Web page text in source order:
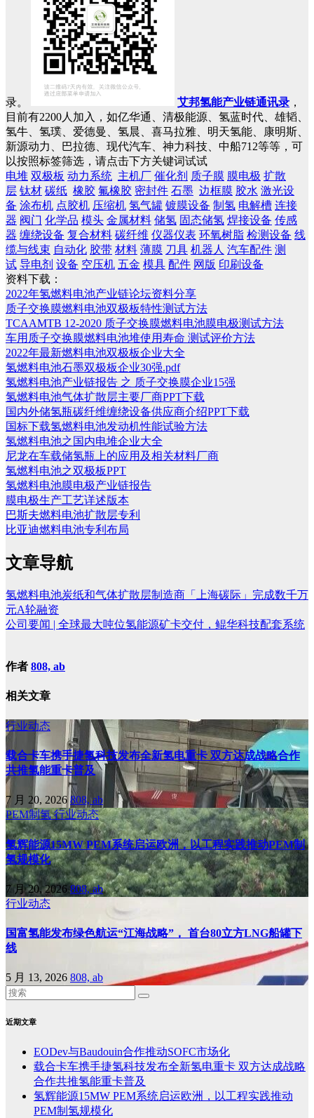
录。 艾邦氢能产业链通讯录 ，
目前有2200人加入，如亿华通、清极能源、氢蓝时代、雄韬、
氢牛、氢璞、爱德曼、氢晨、喜马拉雅、明天氢能、康明斯、
新源动力、巴拉德、现代汽车、神力科技、中船712等等，可
以按照标签筛选，请点击下方关键词试试
电堆 双极板 动力系统 主机厂 催化剂 质子膜 膜电极 扩散
层 钛材 碳纸 橡胶 氟橡胶 密封件 石墨 边框膜 胶水 激光设
备 涂布机 点胶机 压缩机 氢气罐 镀膜设备 制氢 电解槽 连接
器 阀门 化学品 模头 金属材料 储氢 固态储氢 焊接设备 传感
器 缠绕设备 复合材料 碳纤维 仪器仪表 环氧树脂 检测设备 线
缆与线束 自动化 胶带 材料 薄膜 刀具 机器人 汽车配件 测
试 导电剂 设备 空压机 五金 模具 配件 网版 印刷设备
资料下载：
2022年氢燃料电池产业链论坛资料分享
质子交换膜燃料电池双极板特性测试方法
TCAAMTB 12-2020 质子交换膜燃料电池膜电极测试方法
车用质子交换膜燃料电池堆使用寿命 测试评价方法
2022年最新燃料电池双极板企业大全
氢燃料电池石墨双极板企业30强.pdf
氢燃料电池产业链报告 之 质子交换膜企业15强
氢燃料电池气体扩散层主要厂商PPT下载
国内外储氢瓶碳纤维缠绕设备供应商介绍PPT下载
国标下载氢燃料电池发动机性能试验方法
氢燃料电池之国内电堆企业大全
尼龙在车载储氢瓶上的应用及相关材料厂商
氢燃料电池之双极板PPT
氢燃料电池膜电极产业链报告
膜电极生产工艺详述版本
巴斯夫燃料电池扩散层专利
比亚迪燃料电池专利布局
文章导航
氢燃料电池炭纸和气体扩散层制造商「上海碳际」完成数千万
元A轮融资
公司要闻 | 全球最大吨位氢能源矿卡交付，鲲华科技配套系统
作者 808, ab
相关文章
行业动态
载合卡车携手捷氢科技发布全新氢电重卡 双方达成战略合作
共推氢能重卡普及
7 月 20, 2026 808, ab
PEM制氢行业动态
氢辉能源15MW PEM系统启运欧洲，以工程实践推动PEM制
氢规模化
7 月 20, 2026808, ab
行业动态
国富氢能发布绿色航运“江海战略”， 首台80立方LNG船罐下
线
5 月 13, 2026 808, ab
近期文章
EODev与Baudouin合作推动SOFC市场化
载合卡车携手捷氢科技发布全新氢电重卡 双方达成战略
合作共推氢能重卡普及
氢辉能源15MW PEM系统启运欧洲，以工程实践推动
PEM制氢规模化